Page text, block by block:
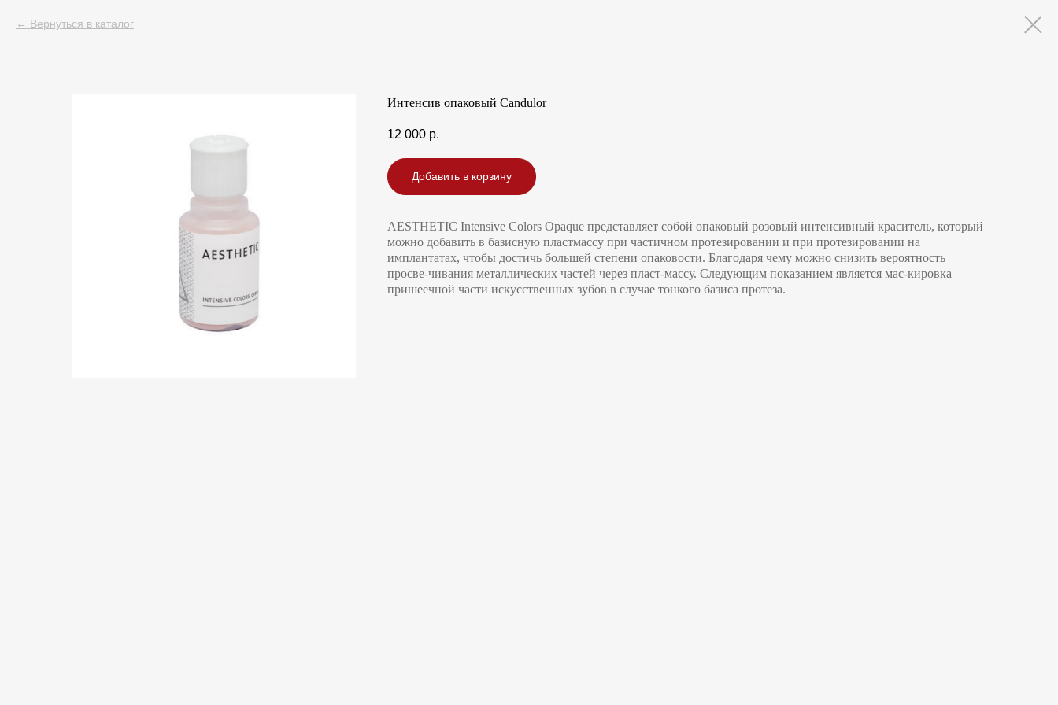
Вернуться в каталог
Интенсив опаковый Candulor
12 000 р.
Добавить в корзину
AESTHETIC Intensive Colors Opaque представляет собой опаковый розовый интенсивный краситель, который
можно добавить в базисную пластмассу при частичном протезировании и при протезировании на
имплантатах, чтобы достичь большей степени опаковости. Благодаря чему можно снизить вероятность
просве-чивания металлических частей через пласт-массу. Следующим показанием является мас-кировка
пришеечной части искусственных зубов в случае тонкого базиса протеза.